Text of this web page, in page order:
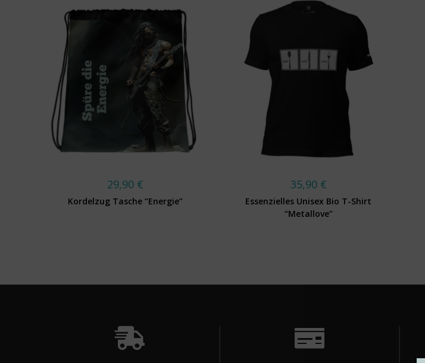
29,90 €
Kordelzug Tasche “Energie”
35,90 €
Essenzielles Unisex Bio T-Shirt
“Metallove”